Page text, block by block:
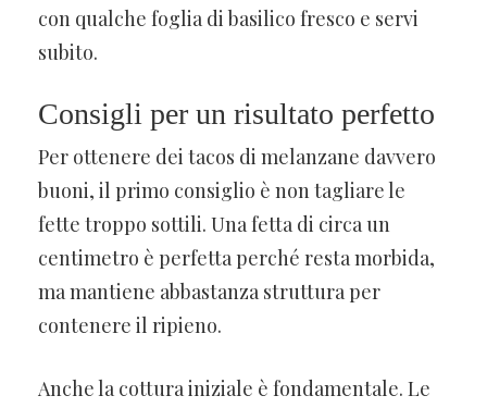
con qualche foglia di basilico fresco e servi
subito.
Consigli per un risultato perfetto
Per ottenere dei tacos di melanzane davvero
buoni, il primo consiglio è non tagliare le
fette troppo sottili. Una fetta di circa un
centimetro è perfetta perché resta morbida,
ma mantiene abbastanza struttura per
contenere il ripieno.
Anche la cottura iniziale è fondamentale. Le